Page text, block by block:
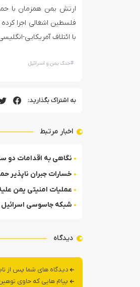
با ائتلاف آمریکایی-
#جنگ یمن و اسرائیل
به اشتراک بگذارید:
اخبار مرتبط
نگاهی به اقدامات دو
خسارات جبران ناپذیر
عملیات امنیتی یمن
شبکه جاسوسی اسرائیل
دیدگاه
دیدگاه های شما پس از
پیام هایی که حاوی